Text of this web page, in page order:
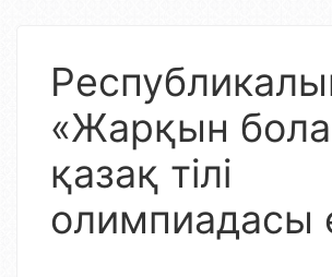
«Жарқын
қазақ тілі
олимпиадасы